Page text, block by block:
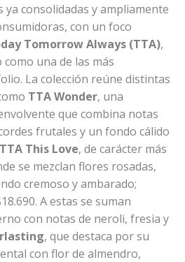
ya consolidadas y ampliamente
con un foco
Tomorrow Always (TTA),
una de las más
La colección reúne distintas
TTA Wonder, una
que combina notas
frutales y un fondo cálido
TTA This Love, de carácter más
se mezclan flores rosadas,
cremoso y ambarado;
A estas se suman
con notas de neroli, fresia y
, que destaca por su
con flor de almendro,